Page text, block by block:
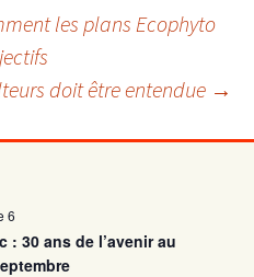
les plans Ecophyto
doit être entendue →
6
: 30 ans de l’avenir au